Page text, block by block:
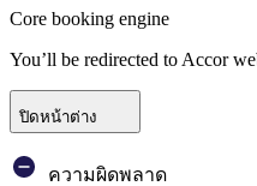
Core booking engine
You’ll be redirected to Accor
ปิดหน้าต่าง
ความผิดพลาด